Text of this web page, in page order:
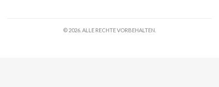
© 2026. ALLE RECHTE VORBEHALTEN.